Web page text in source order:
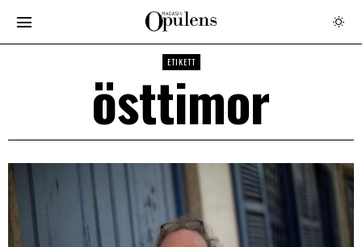
ETIKETT
östtimor